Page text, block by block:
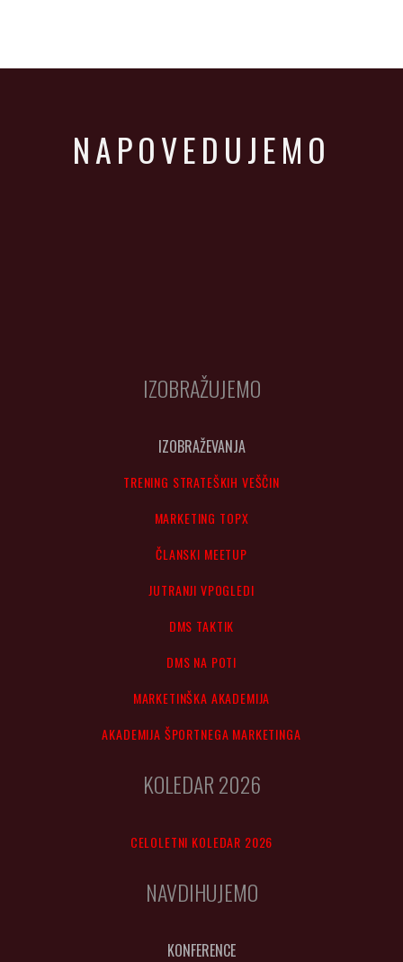
NAPOVEDUJEMO
IZOBRAŽUJEMO
IZOBRAŽEVANJA
TRENING STRATEŠKIH VEŠČIN
MARKETING TOPX
ČLANSKI MEETUP
JUTRANJI VPOGLEDI
DMS TAKTIK
DMS NA POTI
MARKETINŠKA AKADEMIJA
AKADEMIJA ŠPORTNEGA MARKETINGA
KOLEDAR 2026
CELOLETNI KOLEDAR 2026
NAVDIHUJEMO
KONFERENCE